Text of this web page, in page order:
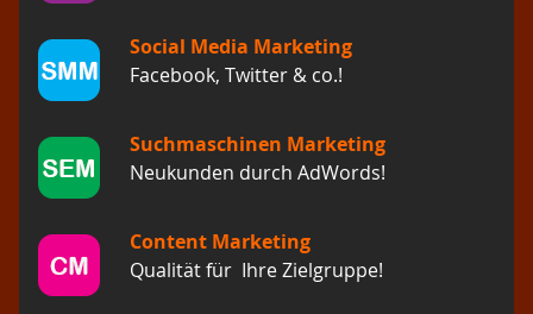
Social Media Marketing
Facebook, Twitter & co.!
Suchmaschinen Marketing
Neukunden durch AdWords!
Content Marketing
Qualität für Ihre Zielgruppe!